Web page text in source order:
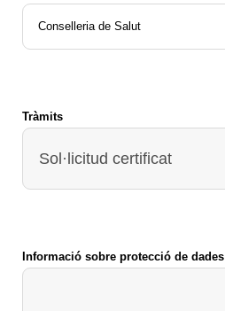
Conselleria de Salut
Tràmits
Sol·licitud certificat
Informació sobre protecció de dades